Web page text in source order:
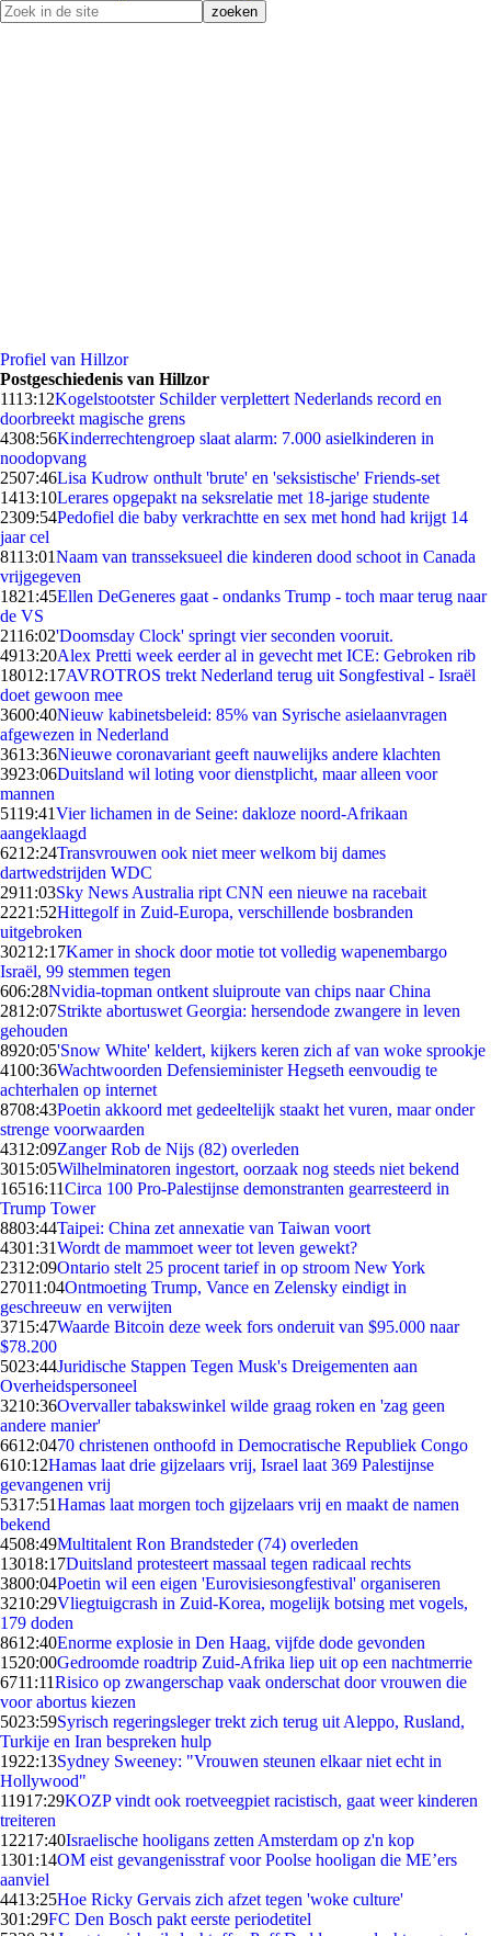
Profiel van Hillzor
Postgeschiedenis van Hillzor
1113:12Kogelstootster Schilder verplettert Nederlands record en
doorbreekt magische grens
4308:56Kinderrechtengroep slaat alarm: 7.000 asielkinderen in
noodopvang
2507:46Lisa Kudrow onthult 'brute' en 'seksistische' Friends-set
1413:10Lerares opgepakt na seksrelatie met 18-jarige studente
2309:54Pedofiel die baby verkrachtte en sex met hond had krijgt 14
jaar cel
8113:01Naam van transseksueel die kinderen dood schoot in Canada
vrijgegeven
1821:45Ellen DeGeneres gaat - ondanks Trump - toch maar terug naar
de VS
2116:02'Doomsday Clock' springt vier seconden vooruit.
4913:20Alex Pretti week eerder al in gevecht met ICE: Gebroken rib
18012:17AVROTROS trekt Nederland terug uit Songfestival - Israël
doet gewoon mee
3600:40Nieuw kabinetsbeleid: 85% van Syrische asielaanvragen
afgewezen in Nederland
3613:36Nieuwe coronavariant geeft nauwelijks andere klachten
3923:06Duitsland wil loting voor dienstplicht, maar alleen voor
mannen
5119:41Vier lichamen in de Seine: dakloze noord-Afrikaan
aangeklaagd
6212:24Transvrouwen ook niet meer welkom bij dames
dartwedstrijden WDC
2911:03Sky News Australia ript CNN een nieuwe na racebait
2221:52Hittegolf in Zuid-Europa, verschillende bosbranden
uitgebroken
30212:17Kamer in shock door motie tot volledig wapenembargo
Israël, 99 stemmen tegen
606:28Nvidia-topman ontkent sluiproute van chips naar China
2812:07Strikte abortuswet Georgia: hersendode zwangere in leven
gehouden
8920:05'Snow White' keldert, kijkers keren zich af van woke sprookje
4100:36Wachtwoorden Defensieminister Hegseth eenvoudig te
achterhalen op internet
8708:43Poetin akkoord met gedeeltelijk staakt het vuren, maar onder
strenge voorwaarden
4312:09Zanger Rob de Nijs (82) overleden
3015:05Wilhelminatoren ingestort, oorzaak nog steeds niet bekend
16516:11Circa 100 Pro-Palestijnse demonstranten gearresteerd in
Trump Tower
8803:44Taipei: China zet annexatie van Taiwan voort
4301:31Wordt de mammoet weer tot leven gewekt?
2312:09Ontario stelt 25 procent tarief in op stroom New York
27011:04Ontmoeting Trump, Vance en Zelensky eindigt in
geschreeuw en verwijten
3715:47Waarde Bitcoin deze week fors onderuit van $95.000 naar
$78.200
5023:44Juridische Stappen Tegen Musk's Dreigementen aan
Overheidspersoneel
3210:36Overvaller tabakswinkel wilde graag roken en 'zag geen
andere manier'
6612:0470 christenen onthoofd in Democratische Republiek Congo
610:12Hamas laat drie gijzelaars vrij, Israel laat 369 Palestijnse
gevangenen vrij
5317:51Hamas laat morgen toch gijzelaars vrij en maakt de namen
bekend
4508:49Multitalent Ron Brandsteder (74) overleden
13018:17Duitsland protesteert massaal tegen radicaal rechts
3800:04Poetin wil een eigen 'Eurovisiesongfestival' organiseren
3210:29Vliegtuigcrash in Zuid-Korea, mogelijk botsing met vogels,
179 doden
8612:40Enorme explosie in Den Haag, vijfde dode gevonden
1520:00Gedroomde roadtrip Zuid-Afrika liep uit op een nachtmerrie
6711:11Risico op zwangerschap vaak onderschat door vrouwen die
voor abortus kiezen
5023:59Syrisch regeringsleger trekt zich terug uit Aleppo, Rusland,
Turkije en Iran bespreken hulp
1922:13Sydney Sweeney: "Vrouwen steunen elkaar niet echt in
Hollywood"
11917:29KOZP vindt ook roetveegpiet racistisch, gaat weer kinderen
treiteren
12217:40Israelische hooligans zetten Amsterdam op z'n kop
1301:14OM eist gevangenisstraf voor Poolse hooligan die ME’ers
aanviel
4413:25Hoe Ricky Gervais zich afzet tegen 'woke culture'
301:29FC Den Bosch pakt eerste periodetitel